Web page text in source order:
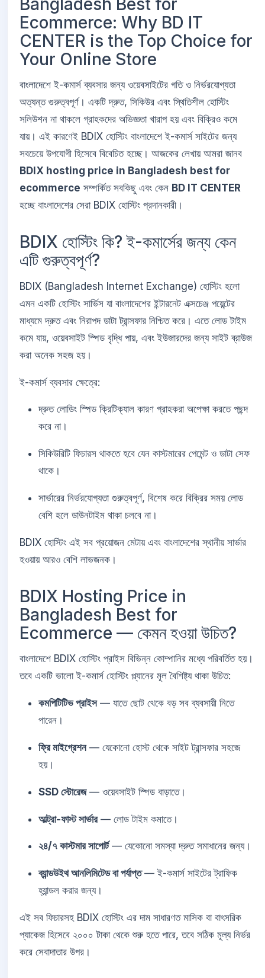
Ecommerce: Why BD IT
CENTER is the Top Choice for
Your Online Store
বাংলাদেশে ই-কমার্স ব্যবসার জন্য ওয়েবসাইটের গতি ও নির্ভরযোগ্যতা
অত্যন্ত গুরুত্বপূর্ণ। একটি দ্রুত, সিকিউর এবং স্থিতিশীল হোস্টিং
সলিউশন না থাকলে গ্রাহকদের অভিজ্ঞতা খারাপ হয় এবং বিক্রিও কমে
যায়। এই কারণেই BDIX হোস্টিং বাংলাদেশে ই-কমার্স সাইটের জন্য
সবচেয়ে উপযোগী হিসেবে বিবেচিত হচ্ছে। আজকের লেখায় আমরা জানব
BDIX hosting price in Bangladesh best for
ecommerce সম্পর্কিত সবকিছু এবং কেন BD IT CENTER
হচ্ছে বাংলাদেশের সেরা BDIX হোস্টিং প্রদানকারী।
BDIX হোস্টিং কি? ই-কমার্সের জন্য কেন
এটি গুরুত্বপূর্ণ?
BDIX (Bangladesh Internet Exchange) হোস্টিং হলো
এমন একটি হোস্টিং সার্ভিস যা বাংলাদেশের ইন্টারনেট এক্সচেঞ্জ পয়েন্টের
মাধ্যমে দ্রুত এবং নিরাপদ ডাটা ট্রান্সফার নিশ্চিত করে। এতে লোড টাইম
কমে যায়, ওয়েবসাইট স্পিড বৃদ্ধি পায়, এবং ইউজারদের জন্য সাইট ব্রাউজ
করা অনেক সহজ হয়।
ই-কমার্স ব্যবসার ক্ষেত্রে:
দ্রুত লোডিং স্পিড ক্রিটিক্যাল কারণ গ্রাহকরা অপেক্ষা করতে পছন্দ
করে না।
সিকিউরিটি ফিচারস থাকতে হবে যেন কাস্টমারের পেমেন্ট ও ডাটা সেফ
থাকে।
সার্ভারের নির্ভরযোগ্যতা গুরুত্বপূর্ণ, বিশেষ করে বিক্রির সময় লোড
বেশি হলে ডাউনটাইম থাকা চলবে না।
BDIX হোস্টিং এই সব প্রয়োজন মেটায় এবং বাংলাদেশের স্থানীয় সার্ভার
হওয়ায় আরও বেশি লাভজনক।
BDIX Hosting Price in
Bangladesh Best for
Ecommerce — কেমন হওয়া উচিত?
বাংলাদেশে BDIX হোস্টিং প্রাইস বিভিন্ন কোম্পানির মধ্যে পরিবর্তিত হয়।
তবে একটি ভালো ই-কমার্স হোস্টিং প্ল্যানের মূল বৈশিষ্ট্য থাকা উচিত:
কমপিটিটিভ প্রাইস— যাতে ছোট থেকে বড় সব ব্যবসায়ী নিতে
পারেন।
ফ্রি মাইগ্রেশন— যেকোনো হোস্ট থেকে সাইট ট্রান্সফার সহজে
হয়।
SSD স্টোরেজ— ওয়েবসাইট স্পিড বাড়াতে।
আল্ট্রা-ফাস্ট সার্ভার— লোড টাইম কমাতে।
২৪/৭ কাস্টমার সাপোর্ট— যেকোনো সমস্যা দ্রুত সমাধানের জন্য।
ব্যান্ডউইথ আনলিমিটেড বা পর্যাপ্ত— ই-কমার্স সাইটের ট্রাফিক
হ্যান্ডল করার জন্য।
এই সব ফিচারসহ BDIX হোস্টিং এর দাম সাধারণত মাসিক বা বাৎসরিক
প্যাকেজ হিসেবে ২০০০ টাকা থেকে শুরু হতে পারে, তবে সঠিক মূল্য নির্ভর
করে সেবাদাতার উপর।